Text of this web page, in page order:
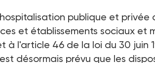
publique et privée
et établissements sociaux et
à l'article 46 de la loi du 30 juin
désormais prévu que les